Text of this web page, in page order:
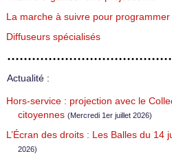
La marche à suivre pour programmer
Diffuseurs spécialisés
Actualité :
Hors-service : projection avec le
citoyennes (Mercredi 1er juillet 2026)
L’Écran des droits : Les Balles du 14
2026)